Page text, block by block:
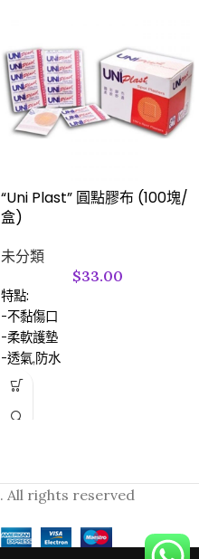
“Uni Plast” 圓點膠布 (100塊/
盒)
未分類
$33.00
特點:
-不黏傷口
-柔軟護墊
-透氣,防水
-防敏感
. All rights reserved